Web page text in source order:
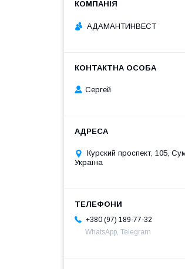
АДАМАНТИНВЕСТ
Сергей
Курский проспект, 105,
Україна
+380 (97) 189-77-32
WhatsApp, Telegram